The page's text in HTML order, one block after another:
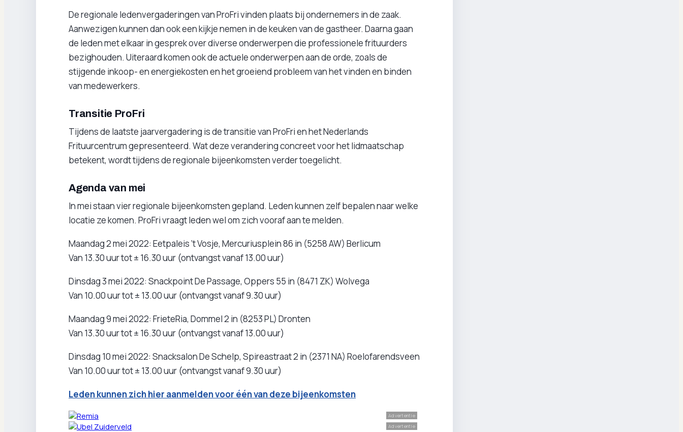
De regionale ledenvergaderingen van ProFri vinden plaats bij ondernemers in de zaak.
Aanwezigen kunnen dan ook een kijkje nemen in de keuken van de gastheer. Daarna gaan
de leden met elkaar in gesprek over diverse onderwerpen die professionele frituurders
bezighouden. Uiteraard komen ook de actuele onderwerpen aan de orde, zoals de
stijgende inkoop- en energiekosten en het groeiend probleem van het vinden en binden
van medewerkers.
Transitie ProFri
Tijdens de laatste jaarvergadering is de transitie van ProFri en het Nederlands
Frituurcentrum gepresenteerd. Wat deze verandering concreet voor het lidmaatschap
betekent, wordt tijdens de regionale bijeenkomsten verder toegelicht.
Agenda van mei
In mei staan vier regionale bijeenkomsten gepland. Leden kunnen zelf bepalen naar welke
locatie ze komen. ProFri vraagt leden wel om zich vooraf aan te melden.
Maandag 2 mei 2022: Eetpaleis ’t Vosje, Mercuriusplein 86 in (5258 AW) Berlicum
Van 13.30 uur tot ± 16.30 uur (ontvangst vanaf 13.00 uur)
Dinsdag 3 mei 2022: Snackpoint De Passage, Oppers 55 in (8471 ZK) Wolvega
Van 10.00 uur tot ± 13.00 uur (ontvangst vanaf 9.30 uur)
Maandag 9 mei 2022: FrieteRia, Dommel 2 in (8253 PL) Dronten
Van 13.30 uur tot ± 16.30 uur (ontvangst vanaf 13.00 uur)
Dinsdag 10 mei 2022: Snacksalon De Schelp, Spireastraat 2 in (2371 NA) Roelofarendsveen
Van 10.00 uur tot ± 13.00 uur (ontvangst vanaf 9.30 uur)
Leden kunnen zich hier aanmelden voor één van deze bijeenkomsten
Advertentie
Advertentie